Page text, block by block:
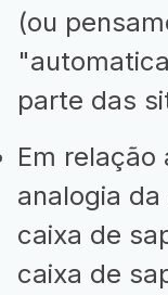
(ou
parte das
Em relação
analogia
caixa de
caixa de